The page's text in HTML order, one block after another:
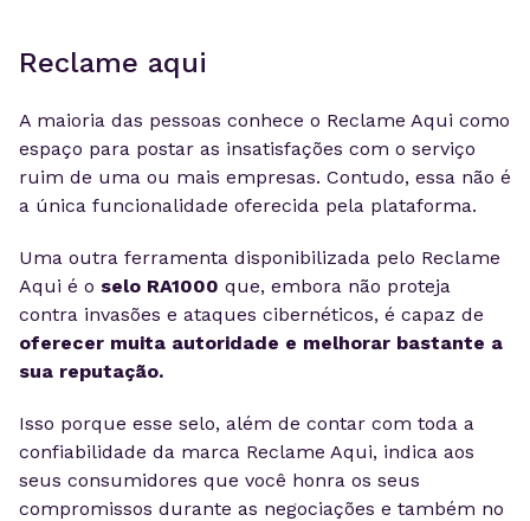
Reclame aqui
A maioria das pessoas conhece o Reclame Aqui como
espaço para postar as insatisfações com o serviço
ruim de uma ou mais empresas. Contudo, essa não é
a única funcionalidade oferecida pela plataforma.
Uma outra ferramenta disponibilizada pelo Reclame
Aqui é o selo RA1000 que, embora não proteja
contra invasões e ataques cibernéticos, é capaz de
oferecer muita autoridade e melhorar bastante a
sua reputação.
Isso porque esse selo, além de contar com toda a
confiabilidade da marca Reclame Aqui, indica aos
seus consumidores que você honra os seus
compromissos durante as negociações e também no